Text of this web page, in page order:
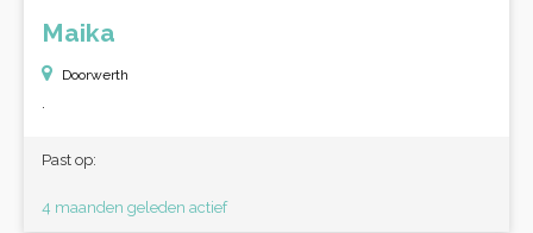
Maika
Doorwerth
Past op:
4 maanden geleden actief